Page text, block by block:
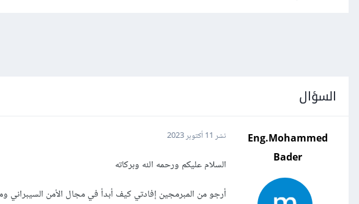
السؤال
Eng.Mohammed
Bader
نشر 11 أكتوبر 2023
السلام عليكم ورحمه الله وبركاته
أرجو من المبرمجين إفادتي كيف أبدأ في مجال الأمن السيبراني